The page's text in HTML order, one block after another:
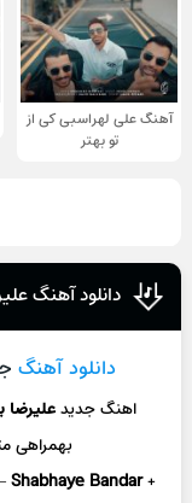
آهنگ علی لهراسبی کی از
تو ‌بهتر
دانلود آهنگ
دانلود آهنگ
اهنگ جدید
بهمراهی
Shabhaye Bandar+